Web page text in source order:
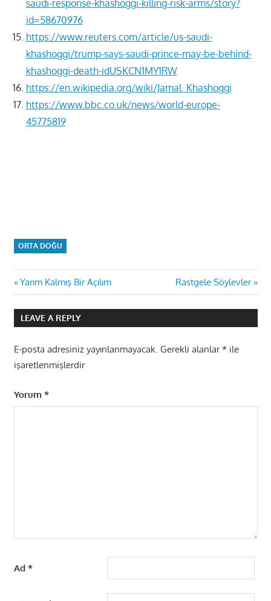
saudi-response-khashoggi-killing-risk-arms/story?
id=58670976
https://www.reuters.com/article/us-saudi-
khashoggi/trump-says-saudi-prince-may-be-behind-
khashoggi-death-idUSKCN1MY1RW
https://en.wikipedia.org/wiki/Jamal_Khashoggi
https://www.bbc.co.uk/news/world-europe-
45775819
ORTA DOĞU
Yazı
gezinmesi
Previous
Post:
Yarım Kalmış Bir Açılım
Next
Post:
Rastgele Söylevler
LEAVE A REPLY
E-posta adresiniz yayınlanmayacak. Gerekli alanlar*ile
işaretlenmişlerdir
Yorum *
Ad *